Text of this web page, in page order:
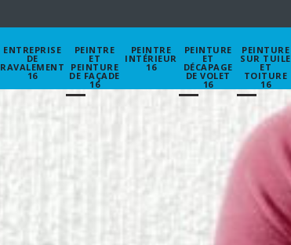
ENTREPRISE
DE
RAVALEMENT
16
PEINTRE
ET
PEINTURE
DE FAÇADE
16
PEINTRE
INTÉRIEUR
16
PEINTURE
ET
DÉCAPAGE
DE VOLET
16
PEINTURE
SUR TUILE
ET
TOITURE
16